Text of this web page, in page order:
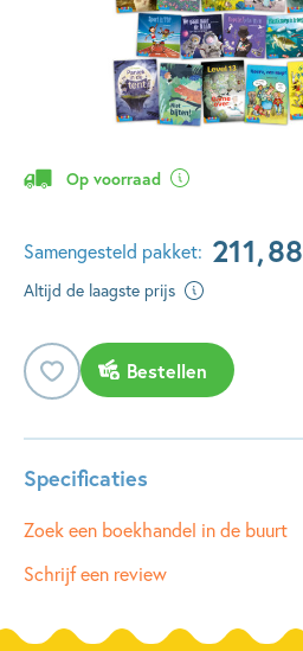
Op voorraad
Samengesteld pakket: 211,88
Altijd de laagste prijs
Bestellen
Specificaties
Leeftijdsindicatie: 9 - 10 jaar
ISBN:
9789048733699
Type:
Samengesteld pakket
Zoek een boekhandel in de buurt
Schrijf een review